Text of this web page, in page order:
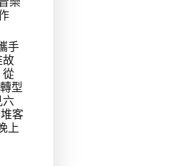
手
故
從
型
六
客
上